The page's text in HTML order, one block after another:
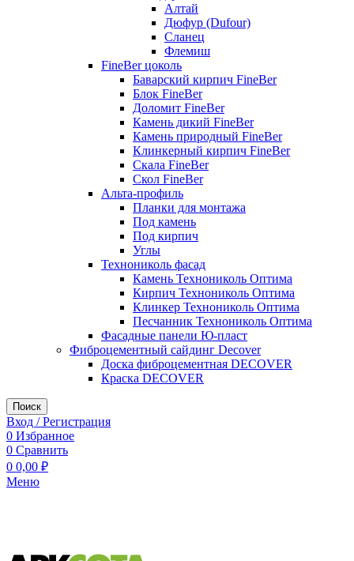
Алтай
Дюфур (Dufour)
Сланец
Флемиш
FineBer цоколь
Баварский кирпич FineBer
Блок FineBer
Доломит FineBer
Камень дикий FineBer
Камень природный FineBer
Клинкерный кирпич FineBer
Скала FineBer
Скол FineBer
Альта-профиль
Планки для монтажа
Под камень
Под кирпич
Углы
Технониколь фасад
Камень Технониколь Оптима
Кирпич Технониколь Оптима
Клинкер Технониколь Оптима
Песчанник Технониколь Оптима
Фасадные панели Ю-пласт
Фиброцементный сайдинг Decover
Доска фиброцементная DECOVER
Краска DECOVER
Поиск
Вход / Регистрация
0 Избранное
0 Сравнить
0 0,00 ₽
Меню